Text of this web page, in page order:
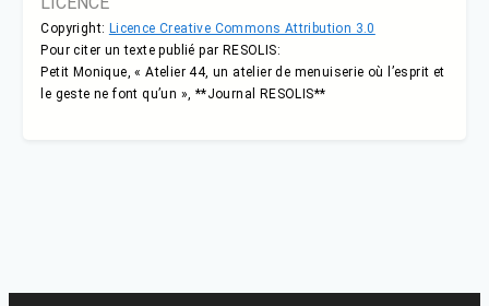
Copyright: Licence Creative Commons Attribution 3.0
Pour citer un texte publié par RESOLIS:
Petit Monique, « Atelier 44, un atelier de menuiserie où l’esprit et
le geste ne font qu’un », **Journal RESOLIS**